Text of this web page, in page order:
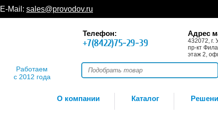
E-Mail: sales@provodov.ru
Работаем
с 2012 года
Телефон:
+7(8422)75-29-39
Адрес
432072, г.
пр-кт
этаж 2,
О компании Каталог